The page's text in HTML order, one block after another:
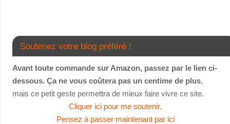
Soutenez votre blog préféré !
Avant toute commande sur Amazon, passez par le lien ci-
dessous. Ça ne vous coûtera pas un centime de plus,
mais ce petit geste permettra de mieux faire vivre ce site.
Cliquer ici pour me soutenir.
Pensez à passer maintenant par ici